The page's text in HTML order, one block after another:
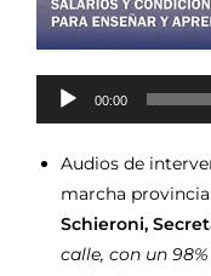
Reproductor
de
00:00
Audios de
marcha
Schieroni,
calle, con un